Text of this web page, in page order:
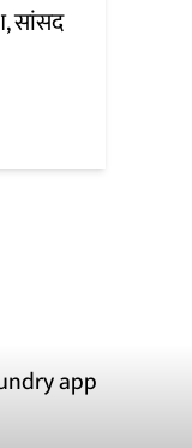
सांसद
app